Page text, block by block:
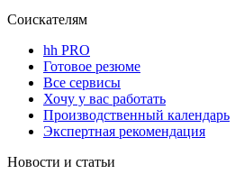
Соискателям
hh PRO
Готовое резюме
Все сервисы
Хочу у вас работать
Производственный календарь
Экспертная рекомендация
Новости и статьи